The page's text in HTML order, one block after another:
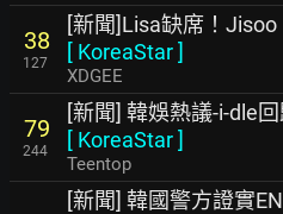
38
127
[新聞]Lisa缺席！
[ KoreaStar]
XDGEE
79
244
[新聞] 韓娛熱議-i-dle
[ KoreaStar]
Teentop
[新聞] 韓國警方證實